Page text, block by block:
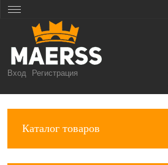
Вход Регистрация
Каталог товаров